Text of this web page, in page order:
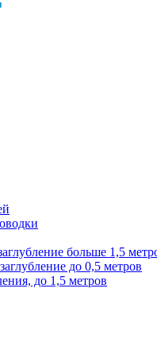
больше 1,5
до 0,5 метров
до 1,5 метров